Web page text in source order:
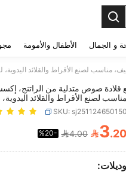
و الجمال الأطفال والأمومة
قلادة صوص متدلية من الراتنج،
لصنع الأقراط والقلائد
SKU:
3.20
4.00
%20-